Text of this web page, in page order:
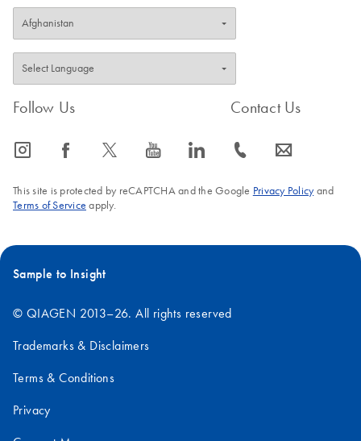
열입니다.
다음은 변환기가 일반적으로 사용되는 구체
적인 응용 분야의 예입니다.
1. 프라이머 설계: PCR 또는 기타 DNA 증폭
기술에서는 프라이머가 특정 표적 염기서열
기서열의
역상보를 얻는 데 사용되며, 역상보
를 설계하는 데 도움이 됩니다.
서열을 다룰 때 혼성화 또는 기타 실험을 위
가 많습니다. 변환기를 사용하면 다양한 분자
하게 생성할 수 있습니다.
자 식별, 염기서열 비교 또는 모티프 검색과
사용되며, 이를 통해 연구자는 상보성 영역을
Follow Us
icon_0065_instagram-s icon_0064_facebook-s icon_0340_cc_gen_x-s icon_0077_youtube-s icon_0066_linkedin-s
Contact Us
icon_0072_phone-s icon_0063_envelope-s
This site is protected by reCAPTCHA and the Google Privacy Policyand
Terms of Service apply.
Sample to Insight
© QIAGEN 2013–26. All rights reserved
Trademarks & Disclaimers
Terms & Conditions
Privacy